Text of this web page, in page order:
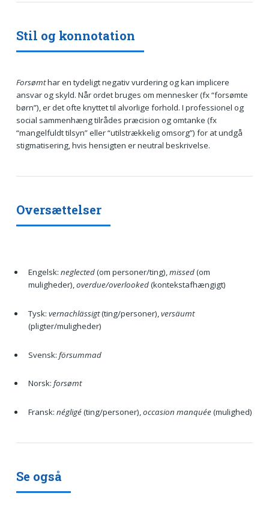
Stil og konnotation
Forsømthar en tydeligt negativ vurdering og kan implicere
ansvar og skyld. Når ordet bruges om mennesker (fx “forsømte
børn”), er det ofte knyttet til alvorlige forhold. I professionel og
social sammenhæng tilrådes præcision og omtanke (fx
“mangelfuldt tilsyn” eller “utilstrækkelig omsorg”) for at undgå
stigmatisering, hvis hensigten er neutral beskrivelse.
Oversættelser
Engelsk: neglected(om personer/ting),missed(om
muligheder),overdue/overlooked(kontekstafhængigt)
Tysk: vernachlässigt(ting/personer),versäumt
(pligter/muligheder)
Svensk: försummad
Norsk: forsømt
Fransk: négligé(ting/personer),occasion manquée(mulighed)
Se også